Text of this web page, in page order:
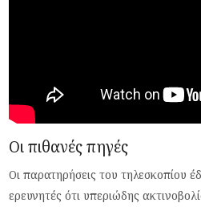
Οι πιθανές πηγές
Οι παρατηρήσεις του τηλεσκοπίου
ερευνητές ότι υπεριώδης